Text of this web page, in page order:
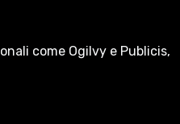
come Ogilvy e Publicis,